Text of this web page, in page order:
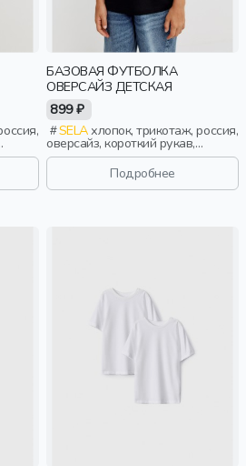
БАЗОВАЯ ФУТБОЛКА
ОВЕРСАЙЗ ДЕТСКАЯ
899 ₽
SELAхлопок, трикотаж, россия,
оверсайз, короткий рукав,
короткие, школа, однотон,
свободные, вырез, круглый
вырез, мальчики, дети
Подробнее